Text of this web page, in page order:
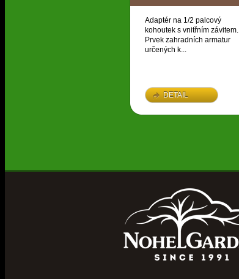
Adaptér na 1/2 palcový
kohoutek s vnitřním závitem.
Prvek zahradních armatur
určených k...
DETAIL